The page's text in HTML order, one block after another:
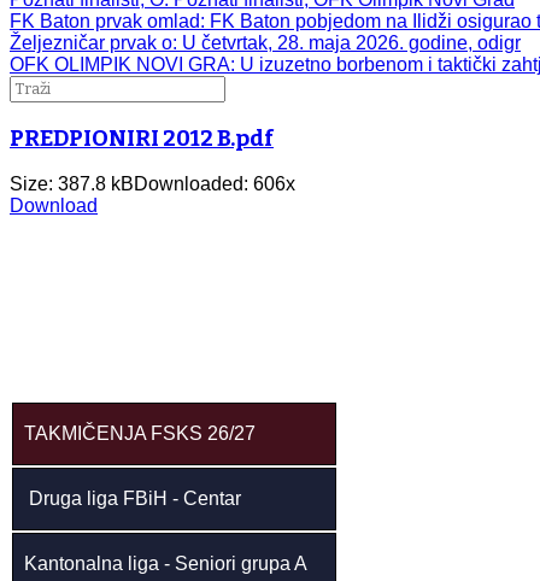
FK Baton prvak omlad: FK Baton pobjedom na Ilidži osigurao
Željezničar prvak o: U četvrtak, 28. maja 2026. godine, odigr
OFK OLIMPIK NOVI GRA: U izuzetno borbenom i taktički
PREDPIONIRI 2012 B.pdf
Size: 387.8 kBDownloaded: 606x
Download
TAKMIČENJA FSKS 26/27
Druga liga FBiH - Centar
Kantonalna liga - Seniori grupa A